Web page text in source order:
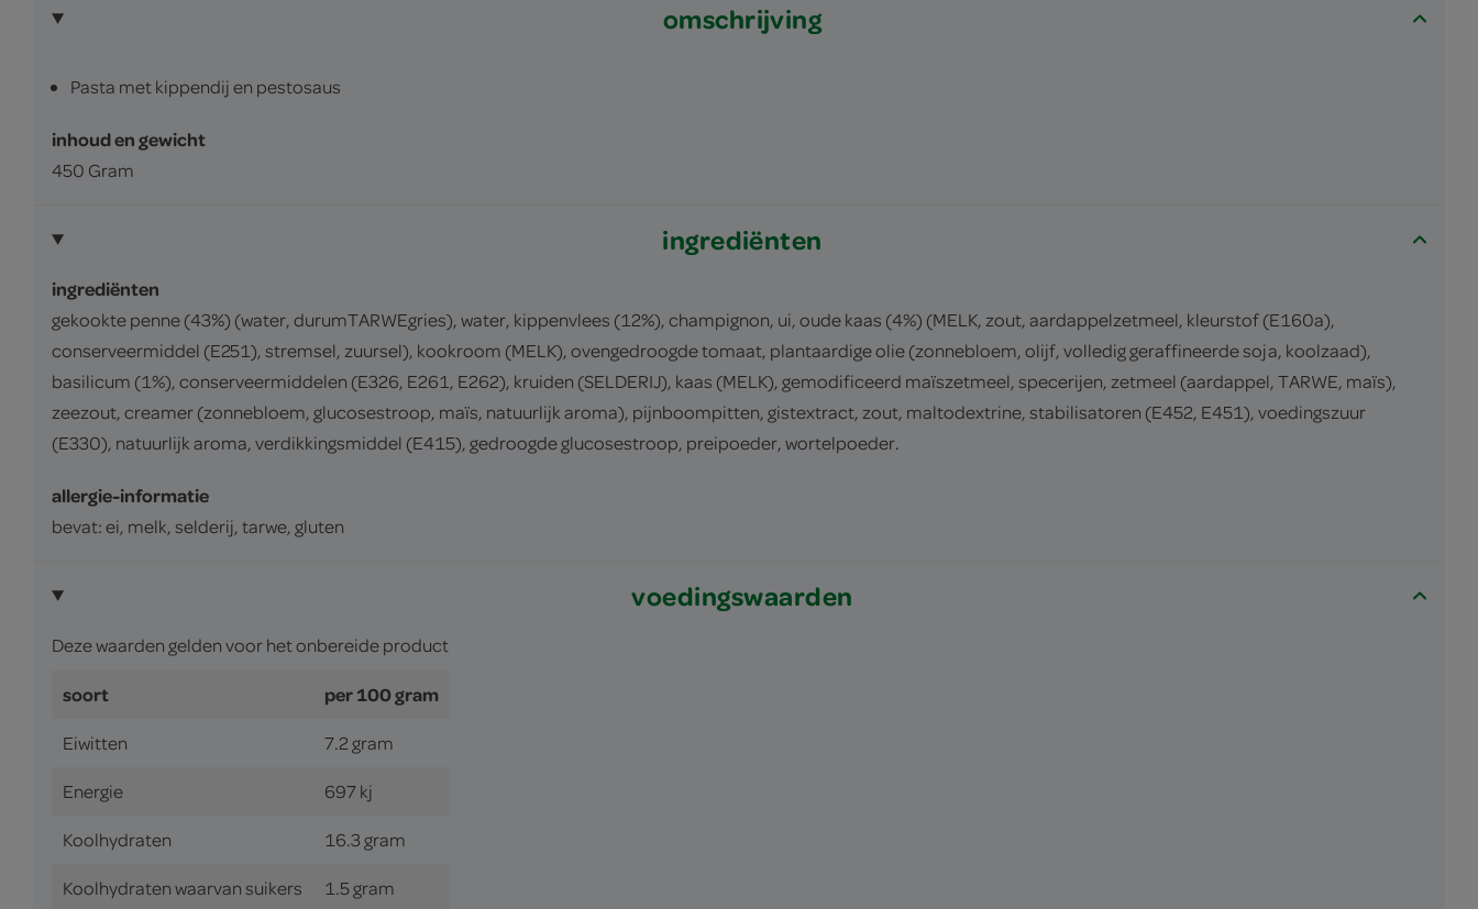
omschrijving
Pasta met kippendij en pestosaus
inhoud en gewicht
450 Gram
ingrediënten
ingrediënten
gekookte penne (43%) (water, durumTARWEgries), water, kippenvlees (12%), champignon, ui, oude kaas (4%) (MELK, zout, aardappelzetmeel, kleurstof (E160a),
conserveermiddel (E251), stremsel, zuursel), kookroom (MELK), ovengedroogde tomaat, plantaardige olie (zonnebloem, olijf, volledig geraffineerde soja, koolzaad),
basilicum (1%), conserveermiddelen (E326, E261, E262), kruiden (SELDERIJ), kaas (MELK), gemodificeerd maïszetmeel, specerijen, zetmeel (aardappel, TARWE, maïs),
zeezout, creamer (zonnebloem, glucosestroop, maïs, natuurlijk aroma), pijnboompitten, gistextract, zout, maltodextrine, stabilisatoren (E452, E451), voedingszuur
(E330), natuurlijk aroma, verdikkingsmiddel (E415), gedroogde glucosestroop, preipoeder, wortelpoeder.
allergie-informatie
bevat: ei, melk, selderij, tarwe, gluten
voedingswaarden
Deze waarden gelden voor het onbereide product
soort per 100 gram
Eiwitten 7.2 gram
Energie 697 kj
Koolhydraten 16.3 gram
Koolhydraten waarvan suikers 1.5 gram